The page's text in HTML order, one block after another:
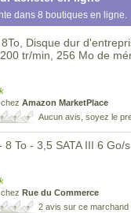
dans 8 boutiques en ligne.
Disque dur
tr/min, 256 Mo de
Amazon MarketPlace
Aucun avis, soyez le
8 To - 3,5 SATA III 6 Go/
Rue du Commerce
2 avis sur ce marchand